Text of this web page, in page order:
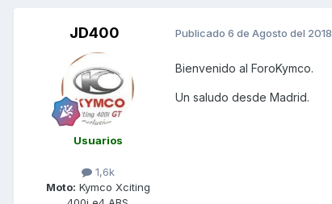
JD400
Usuarios
1,6k
Moto: Kymco Xciting
Publicado 6 de Agosto del 2018
Bienvenido al ForoKymco.
Un saludo desde Madrid.